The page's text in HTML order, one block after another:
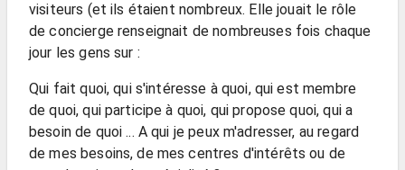
visiteurs (et ils étaient nombreux. Elle jouait le rôle
de concierge renseignait de nombreuses fois chaque
jour les gens sur :
Qui fait quoi, qui s'intéresse à quoi, qui est membre
de quoi, qui participe à quoi, qui propose quoi, qui a
besoin de quoi ... A qui je peux m'adresser, au regard
de mes besoins, de mes centres d'intérêts ou de